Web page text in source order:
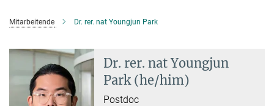
Mitarbeitende Dr. rer. nat Youngjun Park
Dr. rer. nat Youngjun
Park (he/him)
Postdoc